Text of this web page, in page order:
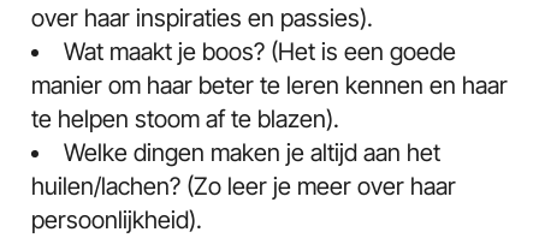
over haar inspiraties en passies).
Wat maakt je boos? (Het is een goede
manier om haar beter te leren kennen en haar
te helpen stoom af te blazen).
Welke dingen maken je altijd aan het
huilen/lachen? (Zo leer je meer over haar
persoonlijkheid).